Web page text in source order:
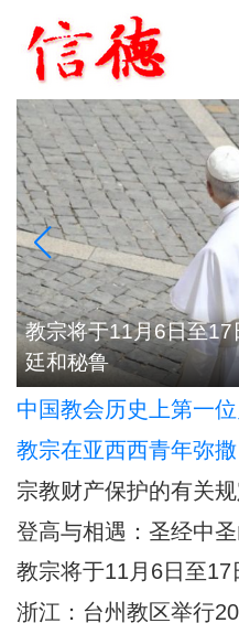
浙江：台州教区举行
中国教会历史上第一
展的深远影响
教宗在亚西西青年弥
加肖似基督
宗教财产保护的有关
登高与相遇：圣经中
代意义
教宗将于11月6日至
廷和秘鲁
浙江：台州教区举行